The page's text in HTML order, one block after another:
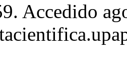
Accedido